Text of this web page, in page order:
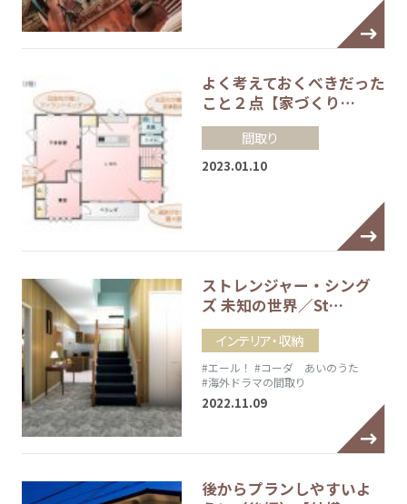
よく考えておくべきだった
こと２点【家づくり…
間取り
2023.01.10
ストレンジャー・シング
ズ 未知の世界／St…
インテリア・収納
#エール！ #コーダ あいのうた
#海外ドラマの間取り
2022.11.09
後からプランしやすいよ